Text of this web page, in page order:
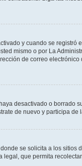
y cuando se registró
mismo o por La
de correo
desactivado o borrado
de nuevo y participa de
se solicita a los sitios
que permita